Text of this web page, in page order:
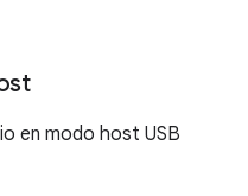
en modo host USB